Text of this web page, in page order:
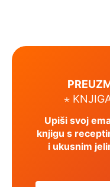
⋆
Upiši svoj
knjigu s
i ukusnim